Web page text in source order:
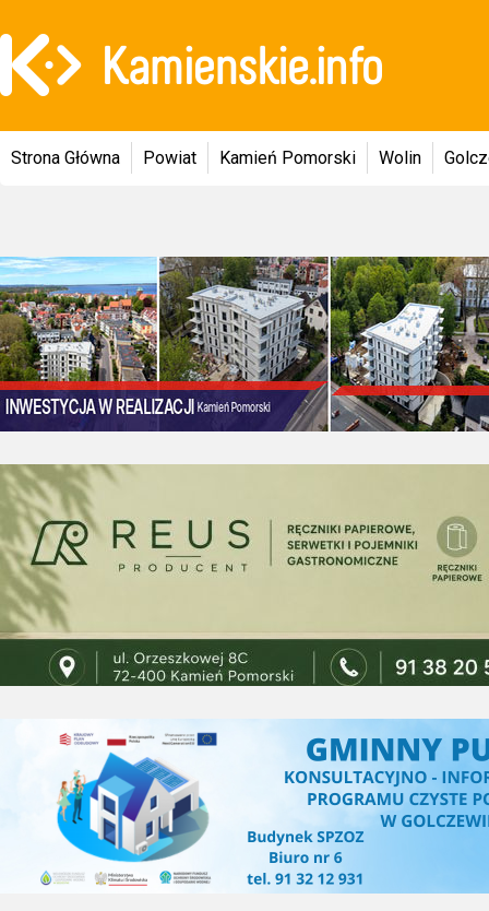
Strona Główna Powiat Kamień Pomorski Wolin